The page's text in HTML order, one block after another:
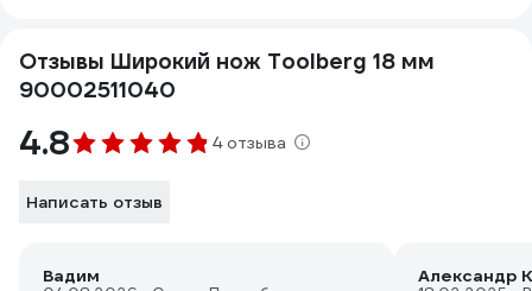
Отзывы Широкий нож Toolberg 18 мм
90002511040
4.8 4 отзыва
Написать отзыв
Вадим Александр